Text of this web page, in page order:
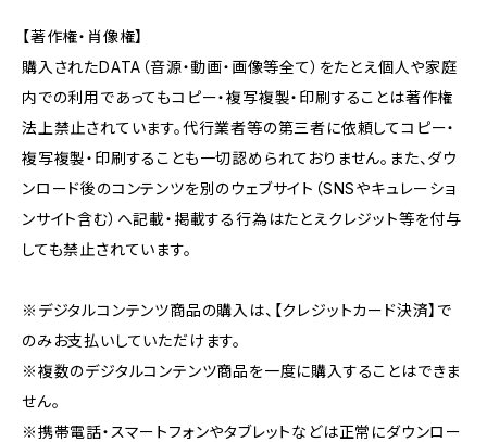
【著作権・肖像権】
購入されたDATA（音源・動画・画像等全て）をたとえ個人や家庭
内での利用であってもコピー・複写複製・印刷することは著作権
法上禁止されています。代行業者等の第三者に依頼してコピー・
複写複製・印刷することも一切認められておりません。また、ダウ
ンロード後のコンテンツを別のウェブサイト（SNSやキュレーショ
ンサイト含む）へ記載・掲載する行為はたとえクレジット等を付与
しても禁止されています。
※デジタルコンテンツ商品の購入は、【クレジットカード決済】で
のみお支払いしていただけます。
※複数のデジタルコンテンツ商品を一度に購入することはできま
せん。
※携帯電話・スマートフォンやタブレットなどは正常にダウンロー